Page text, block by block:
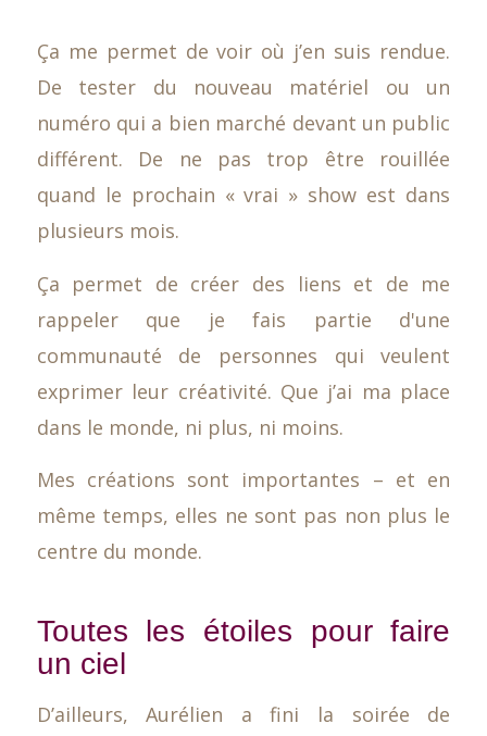
Ça me permet de voir où j’en suis rendue.
De tester du nouveau matériel ou un
numéro qui a bien marché devant un public
différent. De ne pas trop être rouillée
quand le prochain « vrai » show est dans
plusieurs mois.
Ça permet de créer des liens et de me
rappeler que je fais partie d'une
communauté de personnes qui veulent
exprimer leur créativité. Que j’ai ma place
dans le monde, ni plus, ni moins.
Mes créations sont importantes – et en
même temps, elles ne sont pas non plus le
centre du monde.
Toutes les étoiles pour faire
un ciel
D’ailleurs, Aurélien a fini la soirée de